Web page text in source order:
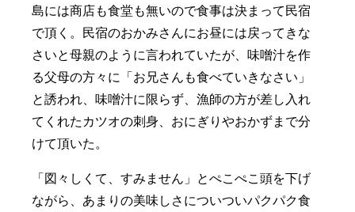
島には商店も食堂も無いので食事は決まって民宿
で頂く。民宿のおかみさんにお昼には戻ってきな
さいと母親のように言われていたが、味噌汁を作
る父母の方々に「お兄さんも食べていきなさい」
と誘われ、味噌汁に限らず、漁師の方が差し入れ
てくれたカツオの刺身、おにぎりやおかずまで分
けて頂いた。
「図々しくて、すみません」とぺこぺこ頭を下げ
ながら、あまりの美味しさについついパクパク食